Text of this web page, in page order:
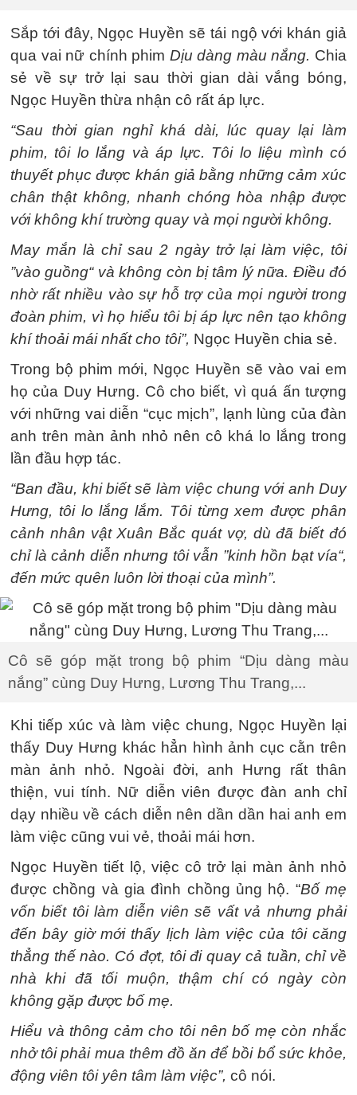
Sắp tới đây, Ngọc Huyền sẽ tái ngộ với khán giả
qua vai nữ chính phim Dịu dàng màu nắng. Chia
sẻ về sự trở lại sau thời gian dài vắng bóng,
Ngọc Huyền thừa nhận cô rất áp lực.
“Sau thời gian nghỉ khá dài, lúc quay lại làm
phim, tôi lo lắng và áp lực. Tôi lo liệu mình có
thuyết phục được khán giả bằng những cảm xúc
chân thật không, nhanh chóng hòa nhập được
với không khí trường quay và mọi người không.
May mắn là chỉ sau 2 ngày trở lại làm việc, tôi
”vào guồng“ và không còn bị tâm lý nữa. Điều đó
nhờ rất nhiều vào sự hỗ trợ của mọi người trong
đoàn phim, vì họ hiểu tôi bị áp lực nên tạo không
khí thoải mái nhất cho tôi”, Ngọc Huyền chia sẻ.
Trong bộ phim mới, Ngọc Huyền sẽ vào vai em
họ của Duy Hưng. Cô cho biết, vì quá ấn tượng
với những vai diễn “cục mịch”, lạnh lùng của đàn
anh trên màn ảnh nhỏ nên cô khá lo lắng trong
lần đầu hợp tác.
“Ban đầu, khi biết sẽ làm việc chung với anh Duy
Hưng, tôi lo lắng lắm. Tôi từng xem được phân
cảnh nhân vật Xuân Bắc quát vợ, dù đã biết đó
chỉ là cảnh diễn nhưng tôi vẫn ”kinh hồn bạt vía“,
đến mức quên luôn lời thoại của mình”.
Cô sẽ góp mặt trong bộ phim “Dịu dàng màu
nắng” cùng Duy Hưng, Lương Thu Trang,...
Khi tiếp xúc và làm việc chung, Ngọc Huyền lại
thấy Duy Hưng khác hẳn hình ảnh cục cằn trên
màn ảnh nhỏ. Ngoài đời, anh Hưng rất thân
thiện, vui tính. Nữ diễn viên được đàn anh chỉ
dạy nhiều về cách diễn nên dần dần hai anh em
làm việc cũng vui vẻ, thoải mái hơn.
Ngọc Huyền tiết lộ, việc cô trở lại màn ảnh nhỏ
được chồng và gia đình chồng ủng hộ. “Bố mẹ
vốn biết tôi làm diễn viên sẽ vất vả nhưng phải
đến bây giờ mới thấy lịch làm việc của tôi căng
thẳng thế nào. Có đợt, tôi đi quay cả tuần, chỉ về
nhà khi đã tối muộn, thậm chí có ngày còn
không gặp được bố mẹ.
Hiểu và thông cảm cho tôi nên bố mẹ còn nhắc
nhở tôi phải mua thêm đồ ăn để bồi bổ sức khỏe,
động viên tôi yên tâm làm việc”, cô nói.